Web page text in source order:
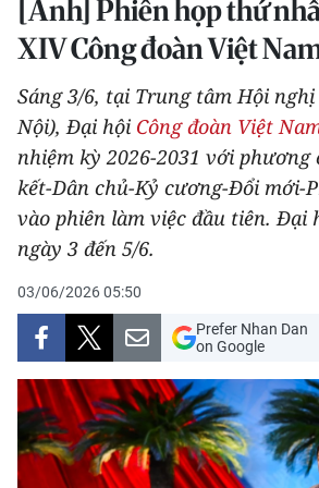
THỂ THAO
Y TẾ
KHOA HỌC - CÔNG NGHỆ
MÔI TRƯỜNG
BẠN ĐỌC
KIỂM CHỨNG THÔNG TIN
TRI THỨC CHUYÊN SÂU
54 DÂN TỘC VIỆT NAM
[Ảnh] Phiên họp thứ
XIV Công đoàn Việt
Sáng 3/6, tại Trung tâm Hội
Nội), Đại hội Công đoàn Việt
nhiệm kỳ 2026-2031 với phương
kết-Dân chủ-Kỷ cương-Đổi mới-
vào phiên làm việc đầu tiên. Đại
ngày 3 đến 5/6.
03/06/2026 05:50
Prefer Nhan Dan
on Google